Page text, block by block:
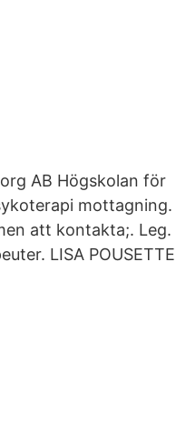
AB Högskolan för
mottagning.
att kontakta;. Leg.
LISA POUSETTE